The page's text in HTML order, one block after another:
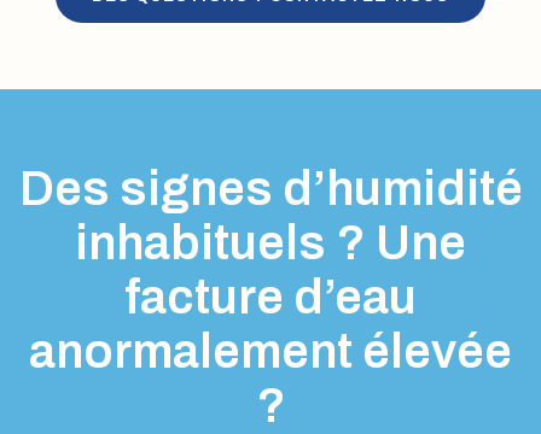
Des signes d’humidité
inhabituels ? Une
facture d’eau
anormalement élevée
?